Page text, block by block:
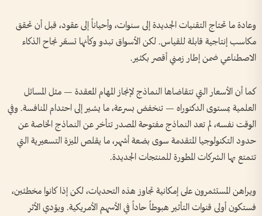
وعادة ما تحتاج التقنيات الجديدة إلى سنوات، وأحياناً إلى عقود، قبل أن تحقق
مكاسب إنتاجية قابلة للقياس. لكن الأسواق تبدو وكأنها تسعّر نجاح الذكاء
الاصطناعي ضمن إطار زمني أقصر بكثير.
كما أن الأسعار التي تتقاضاها النماذج لإنجاز المهام المعقدة — مثل المسائل
العلمية بمستوى الدكتوراه — تنخفض بسرعة، ما يشير إلى احتدام المنافسة. وفي
الوقت نفسه، لم تعد النماذج مفتوحة المصدر تتأخر عن النماذج الخاصة عن
حدود التكنولوجيا المتقدمة سوى بضعة أشهر، ما يقلص الميزة التسعيرية التي
تتمتع بها الشركات المطورة للمنتجات الجديدة.
ويراهن المستثمرون على إمكانية تجاوز هذه التحديات، لكن إذا كانوا مخطئين،
فستكون أولى قنوات التأثير هبوطاً حاداً في الأسهم الأمريكية. ويؤدي الأثر